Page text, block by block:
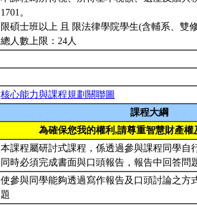
1701。
限碩士班以上 且 限法律學院學生(含輔系、雙
總人數上限：24人
核心能力與課程規劃關聯圖
課程大綱
為確保您我的權利,請尊重智慧財產權
本課程屬研討式課程，係透過參與課程同學自
同時必須完成書面與口頭報告，報告中回答問
使參與同學能夠透過寫作報告及口頭討論之方
題